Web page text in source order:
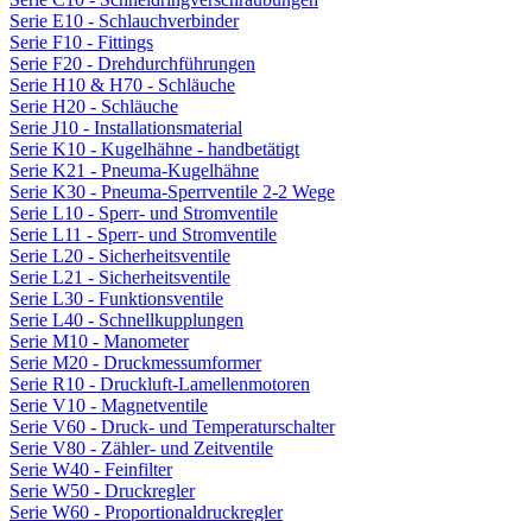
Serie E10 - Schlauchverbinder
Serie F10 - Fittings
Serie F20 - Drehdurchführungen
Serie H10 & H70 - Schläuche
Serie H20 - Schläuche
Serie J10 - Installationsmaterial
Serie K10 - Kugelhähne - handbetätigt
Serie K21 - Pneuma-Kugelhähne
Serie K30 - Pneuma-Sperrventile 2-2 Wege
Serie L10 - Sperr- und Stromventile
Serie L11 - Sperr- und Stromventile
Serie L20 - Sicherheitsventile
Serie L21 - Sicherheitsventile
Serie L30 - Funktionsventile
Serie L40 - Schnellkupplungen
Serie M10 - Manometer
Serie M20 - Druckmessumformer
Serie R10 - Druckluft-Lamellenmotoren
Serie V10 - Magnetventile
Serie V60 - Druck- und Temperaturschalter
Serie V80 - Zähler- und Zeitventile
Serie W40 - Feinfilter
Serie W50 - Druckregler
Serie W60 - Proportionaldruckregler